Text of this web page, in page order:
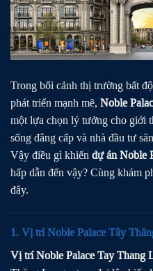
Trong bối cảnh thị trường bất
phát triển mạnh mẽ, Noble
một lựa chọn lý tưởng cho giới
sống đẳng cấp và nhà đầu tư
Vậy điều gì khiến dự án Noble
hấp dẫn đến vậy? Cùng khám
đây.
1. Vị trí Noble Palace Tây
Vị trí Noble Palace Tay Thang